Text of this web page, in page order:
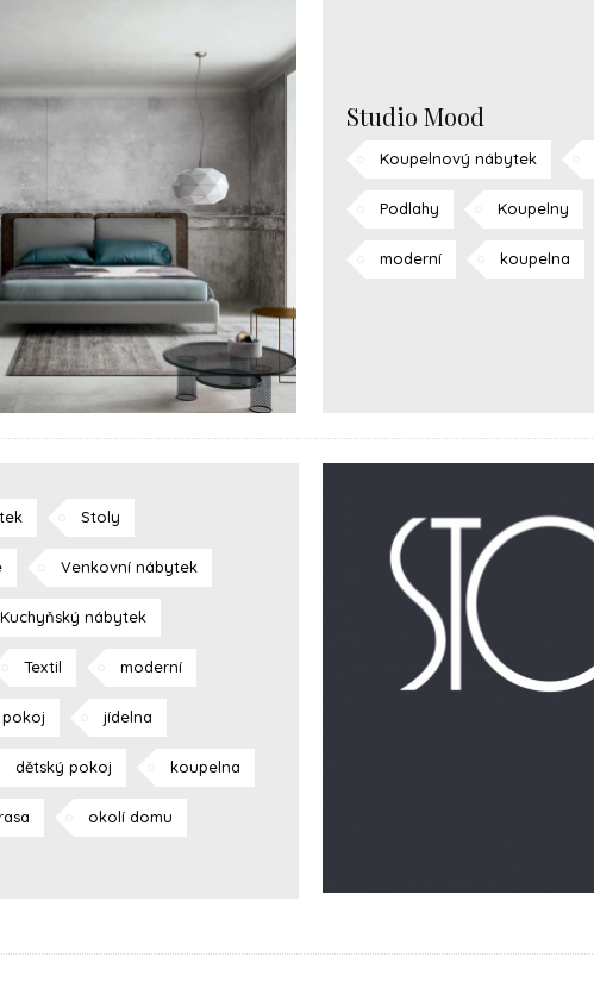
Studio Mood
Koupelnový nábytek
Podlahy Koupelny
moderní koupelna
Stoly
Venkovní nábytek
Kuchyňský nábytek
Textil moderní
jídelna
dětský pokoj koupelna
okolí domu